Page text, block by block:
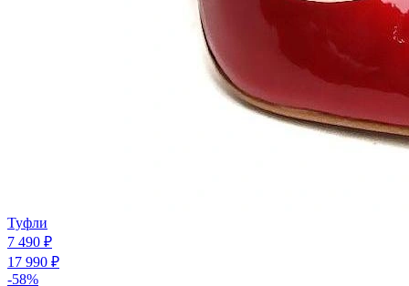
Туфли
7 490 ₽
17 990 ₽
-58%